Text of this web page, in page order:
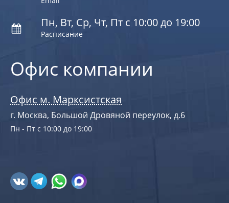
Офис компании
Офис м. Марксистская
г. Москва, Большой Дровяной переулок, д.6
Пн - Пт с 10:00 до 19:00
Пн, Вт, Ср, Чт, Пт с 10:00 до 19:00
Расписание